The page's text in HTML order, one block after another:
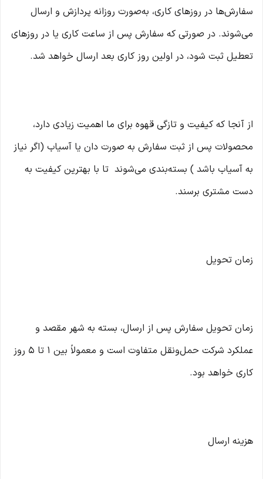
سفارش‌ها در روزهای کاری، به‌صورت روزانه پردازش و ارسال
می‌شوند. در صورتی که سفارش پس از ساعت کاری یا در روزهای
تعطیل ثبت شود، در اولین روز کاری بعد ارسال خواهد شد.
از آنجا که کیفیت و تازگی قهوه برای ما اهمیت زیادی دارد،
محصولات پس از ثبت سفارش به صورت دان یا آسیاب (اگر نیاز
به آسیاب باشد ) بسته‌بندی می‌شوند تا با بهترین کیفیت به
دست مشتری برسند.
زمان تحویل
زمان تحویل سفارش پس از ارسال، بسته به شهر مقصد و
عملکرد شرکت حمل‌ونقل متفاوت است و معمولاً بین ۱ تا ۵ روز
کاری خواهد بود.
هزینه ارسال